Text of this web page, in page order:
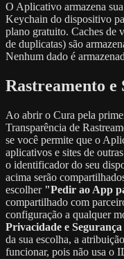
O Aplicativo armazena
Keychain do dispositivo
plano gratuito. Caches de
de duplicatas) são
Nenhum dado é
Rastreamento e
Ao abrir o Cura pela
Transparência de
se você permite que o
aplicativos e sites de
o identificador do seu
acima serão
escolher "Pedir ao App
compartilhado com
configuração a qualquer
Privacidade e
da sua escolha, a
funcionar, pois não usa o